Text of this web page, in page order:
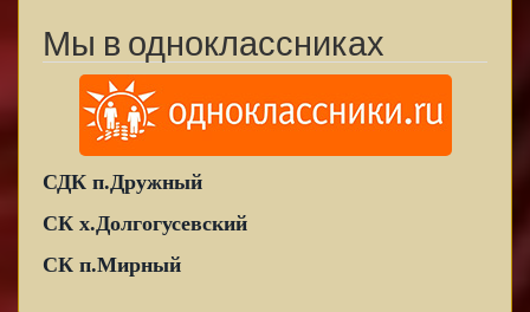
Мы в одноклассниках
СДК п.Дружный
СК х.Долгогусевский
СК п.Мирный